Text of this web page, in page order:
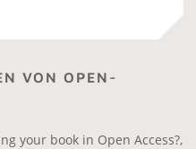
VON OPEN-
your book in Open Access?,